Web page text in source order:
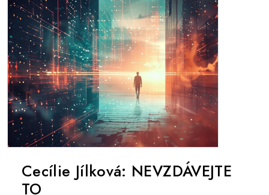
Cecílie Jílková: NEVZDÁVEJTE
TO